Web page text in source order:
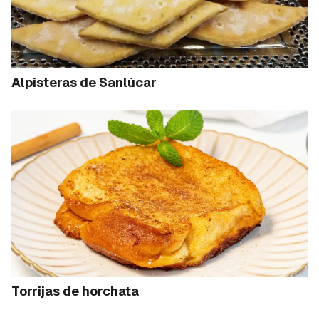
Alpisteras de Sanlúcar
Torrijas de horchata